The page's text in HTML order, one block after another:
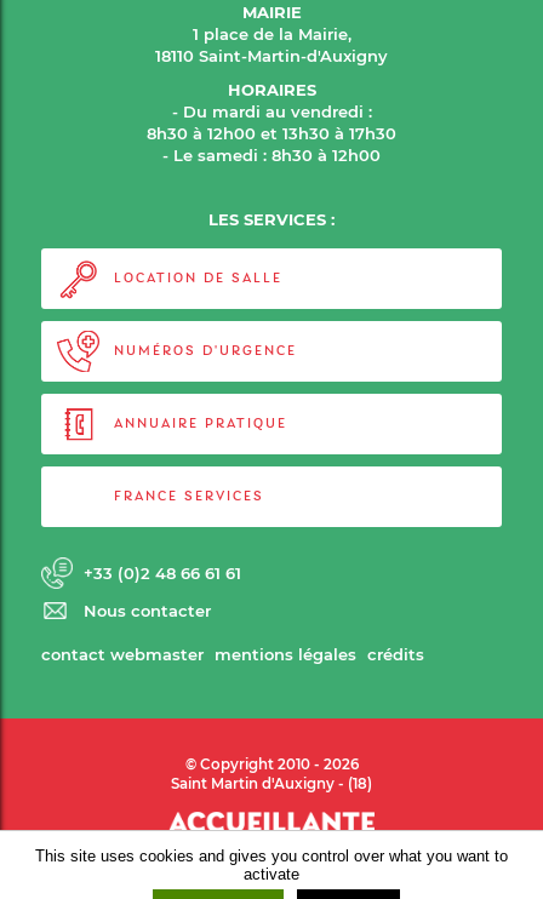
MAIRIE
1 place de la Mairie,
18110 Saint-Martin-d'Auxigny
HORAIRES
- Du mardi au vendredi :
8h30 à 12h00 et 13h30 à 17h30
- Le samedi : 8h30 à 12h00
LES SERVICES :
LOCATION DE SALLE
NUMÉROS D'URGENCE
ANNUAIRE PRATIQUE
FRANCE SERVICES
+33 (0)2 48 66 61 61
Nous contacter
contact webmaster mentions légales crédits
© Copyright 2010 - 2026
Saint Martin d'Auxigny - (18)
This site uses cookies and gives you control over what you want to
activate